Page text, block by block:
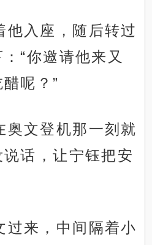
他入座，随后转过
“你邀请他来又
呢？”
奥文登机那一刻就
话，让宁钰把安
过来，中间隔着小